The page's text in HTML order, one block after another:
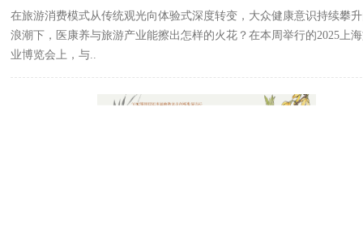
在旅游消费模式从传统观光向体验式深度转变，大众健康意识持续攀
浪潮下，医康养与旅游产业能擦出怎样的火花？在本周举行的2025上
业博览会上，与..